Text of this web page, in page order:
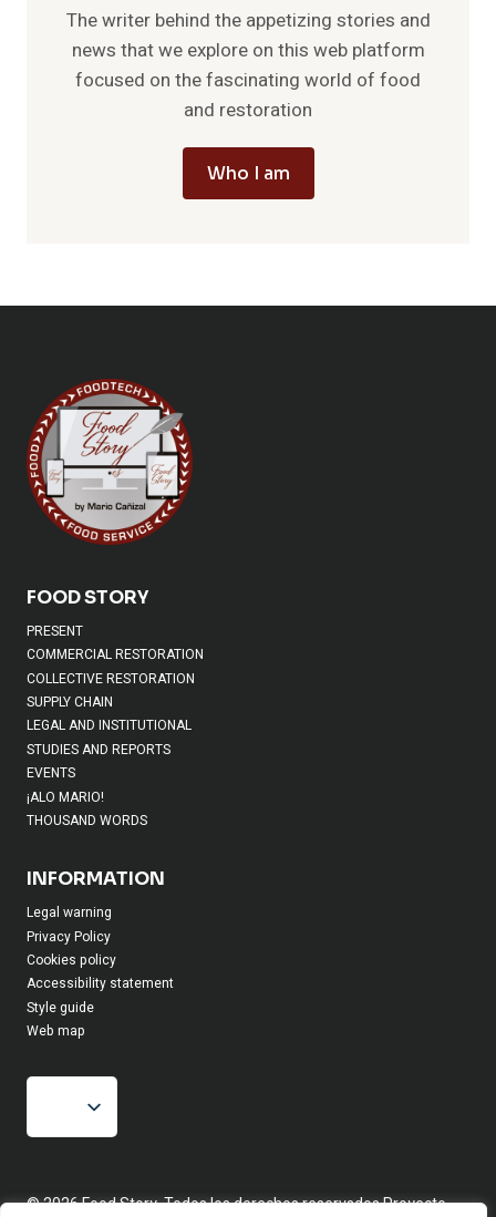
The writer behind the appetizing stories and
news that we explore on this web platform
focused on the fascinating world of food
and restoration
Who I am
FOOD STORY
PRESENT
COMMERCIAL RESTORATION
COLLECTIVE RESTORATION
SUPPLY CHAIN
LEGAL AND INSTITUTIONAL
STUDIES AND REPORTS
EVENTS
¡ALO MARIO!
THOUSAND WORDS
INFORMATION
Legal warning
Privacy Policy
Cookies policy
Accessibility statement
Style guide
Web map
© 2026 Food Story, Todos los derechos reservados.Proyecto